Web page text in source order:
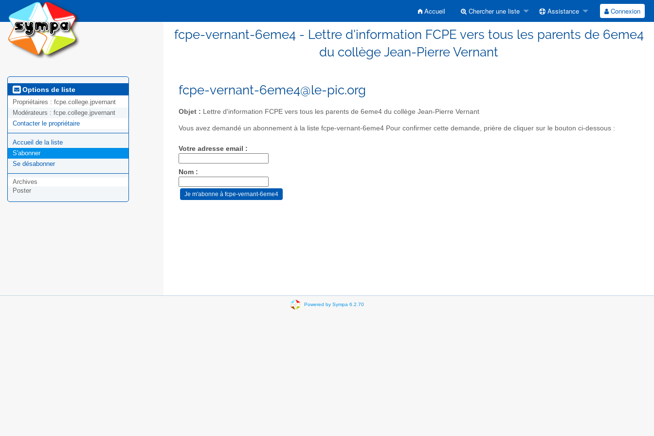
Accueil Chercher une liste Assistance Connexion
fcpe-vernant-6eme4 - Lettre d'information FCPE vers tous les parents de 6eme4
du collège Jean-Pierre Vernant
Options de liste
Propriétaires : fcpe.college.jpvernant
Modérateurs : fcpe.college.jpvernant
Contacter le propriétaire
Accueil de la liste
S'abonner
Se désabonner
Archives
Poster
fcpe-vernant-6eme4@le-pic.org
Objet : Lettre d'information FCPE vers tous les parents de 6eme4 du collège Jean-Pierre Vernant
Vous avez demandé un abonnement à la liste fcpe-vernant-6eme4 Pour confirmer cette demande, prière de cliquer sur le bouton ci-dessous :
Votre adresse email :
Nom :
Powered by Sympa 6.2.70